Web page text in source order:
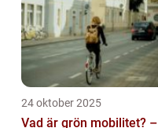
24 oktober 2025
Vad är grön mobilitet? –